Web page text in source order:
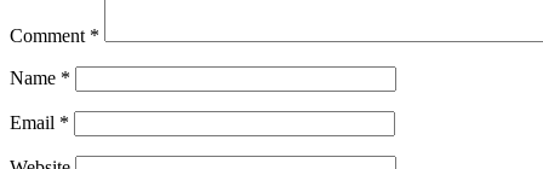
Comment *
Name *
Email *